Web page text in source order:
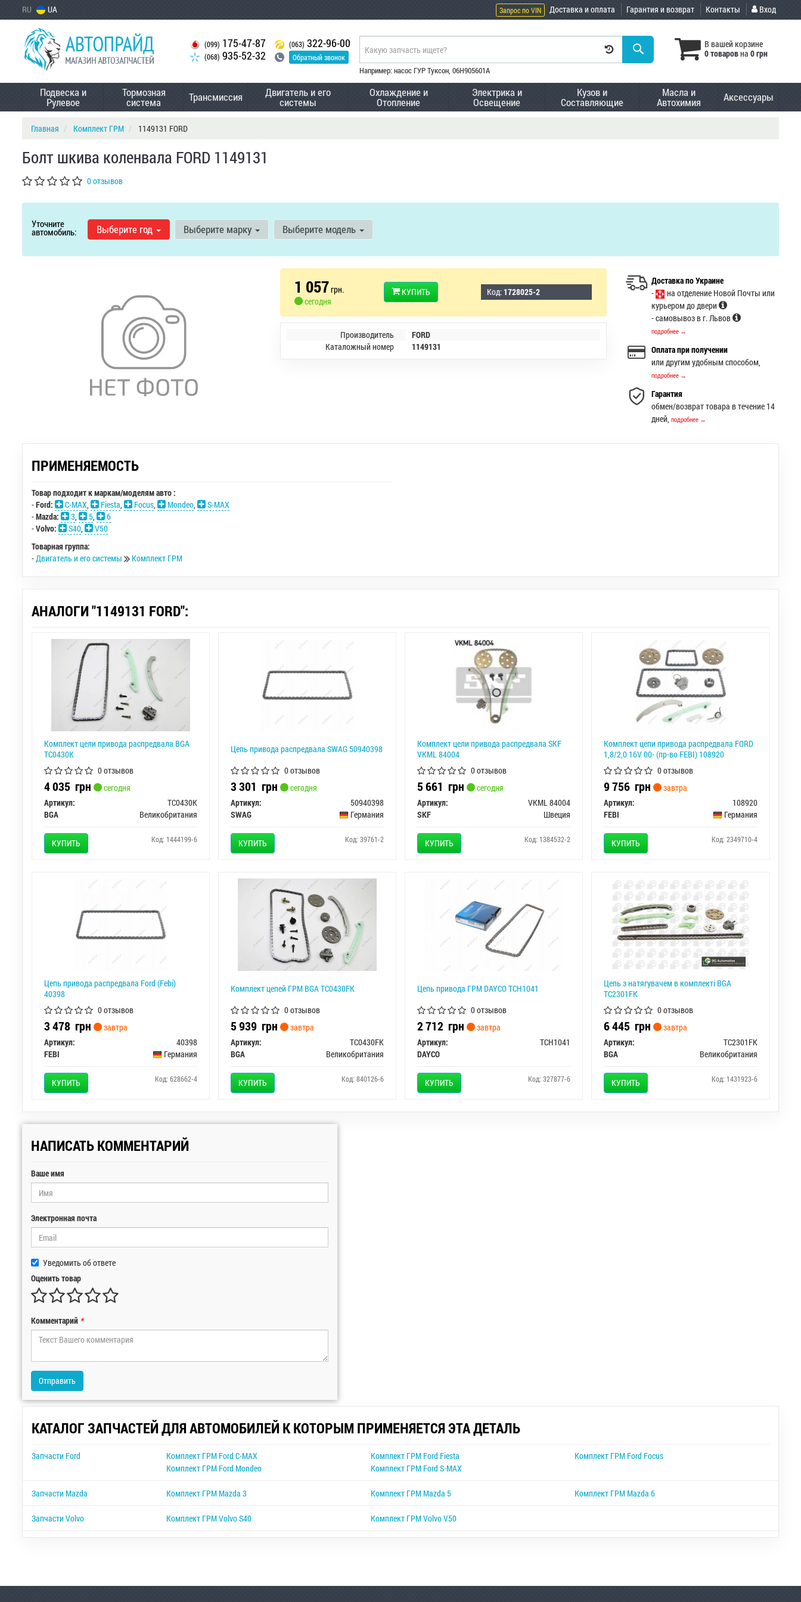
RU UA Запрос по VIN Доставка и оплата Гарантия и возврат Контакты Вход
(099) 175-47-87
(068) 935-52-32
(063) 322-96-00
Обратный звонок
В вашей корзине
0 товаровна 0 грн
Например: насос ГУР Туксон, 06H905601A
Подвеска и
Рулевое
Тормозная
система Трансмиссия Двигатель и его
системы
Охлаждение и
Отопление
Электрика и
Освещение
Кузов и
Составляющие
Масла и
Автохимия Аксессуары
Главная Комплект ГРМ 1149131 FORD
Болт шкива коленвала FORD 1149131
0 отзывов
Уточните
автомобиль: Выберите год Выберите марку Выберите модель
1 057грн.
сегодня
КУПИТЬ Код: 1728025-2
Производитель
FORD
Каталожный номер
1149131
Доставка по Украине
-
на отделение Новой Почты или
курьером до двери
- самовывоз в г. Львов
подробнее →
Оплата при получении
или другим удобным способом,
подробнее →
Гарантия
обмен/возврат товара в течение 14
дней,подробнее →
ПРИМЕНЯЕМОСТЬ
Товар подходит к маркам/моделям авто :
-Ford: C-MAX, Fiesta, Focus, Mondeo,
S-MAX
-Mazda: 3, 5,
6
-Volvo: S40,
V50
Товарная группа:
-Двигатель и его системы Комплект ГРМ
АНАЛОГИ "1149131 FORD":
Комплект цели привода распредвала BGA
TC0430K
0 отзывов
4 035 грн
сегодня
Артикул:
TC0430K
BGA
Великобритания
КУПИТЬ Код: 1444199-6
Цепь привода распредвала SWAG 50940398
0 отзывов
3 301 грн
сегодня
Артикул:
50940398
SWAG
Германия
КУПИТЬ Код: 39761-2
Комплект цели привода распредвала SKF
VKML 84004
0 отзывов
5 661 грн
сегодня
Артикул:
VKML 84004
SKF
Швеция
КУПИТЬ Код: 1384532-2
Комплект цепи привода распредвала FORD
1,8/2,0 16V 00- (пр-во FEBI) 108920
0 отзывов
9 756грн
завтра
Артикул:
108920
FEBI
Германия
КУПИТЬ Код: 2349710-4
Цепь привода распредвала Ford (Febi)
40398
0 отзывов
3 478 грн
завтра
Артикул:
40398
FEBI
Германия
КУПИТЬ Код: 628662-4
Комплект цепей ГРМ BGA TC0430FK
0 отзывов
5 939 грн
завтра
Артикул:
TC0430FK
BGA
Великобритания
КУПИТЬ Код: 840126-6
Цепь привода ГРМ DAYCO TCH1041
0 отзывов
2 712 грн
завтра
Артикул:
TCH1041
DAYCO
КУПИТЬ Код: 327877-6
Цепь з натягувачем в комплекті BGA
TC2301FK
0 отзывов
6 445грн
завтра
Артикул:
TC2301FK
BGA
Великобритания
КУПИТЬ Код: 1431923-6
НАПИСАТЬ КОММЕНТАРИЙ
Ваше имя
Электронная почта
Уведомить об ответе
Оценить товар
Комментарий *
Отправить
КАТАЛОГ ЗАПЧАСТЕЙ ДЛЯ АВТОМОБИЛЕЙ К КОТОРЫМ ПРИМЕНЯЕТСЯ ЭТА ДЕТАЛЬ
Запчасти Ford Комплект ГРМ Ford C-MAX Комплект ГРМ Ford Fiesta
Комплект ГРМ Ford Focus
Комплект ГРМ Ford Mondeo
Комплект ГРМ Ford S-MAX
Запчасти Mazda Комплект ГРМ Mazda 3 Комплект ГРМ Mazda 5 Комплект ГРМ Mazda 6
Запчасти Volvo Комплект ГРМ Volvo S40 Комплект ГРМ Volvo V50